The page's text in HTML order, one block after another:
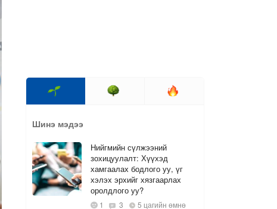
Шинэ мэдээ
Нийгмийн сүлжээний
зохицуулалт: Хүүхэд
хамгаалах бодлого уу, үг
хэлэх эрхийг хязгаарлах
оролдлого уу?
1 3 5 цагийн өмнө